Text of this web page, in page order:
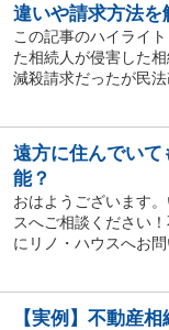
違いや請求方法を
この記事のハイライ
た相続人が侵害した
減殺請求だったが民法
遠方に住んでい
能？
おはようございます
スへご相談ください
にリノ・ハウスへお
【実例】不動産